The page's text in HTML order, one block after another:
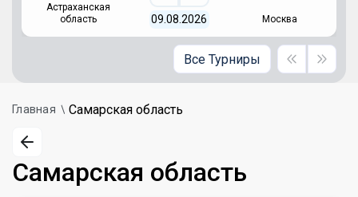
Астраханская
область
09.08.2026 Москва
Все Турниры
Главная Самарская область
Самарская область